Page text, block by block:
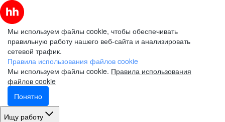
Мы используем файлы cookie, чтобы обеспечивать
правильную работу нашего веб-сайта и анализировать
сетевой трафик.
Правила использования файлов cookie
Мы используем файлы cookie. Правила использования
файлов cookie
Понятно
Ищу работу